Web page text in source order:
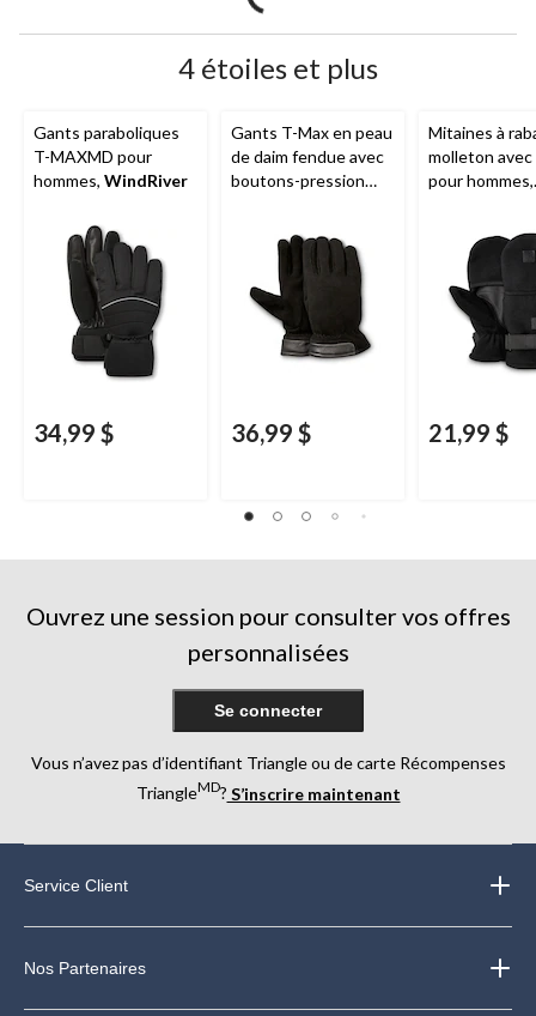
4 étoiles et plus
Gants paraboliques
T-MAXMD pour
hommes, WindRiver
34,99 $
Gants T-Max en peau
de daim fendue avec
boutons-pression
36,99 $
Mitaines à
molleton
pour hommes,
21,99 $
Ouvrez une session pour consulter vos offres
personnalisées
Se connecter
Vous n’avez pas d’identifiant Triangle ou de carte Récompenses
TriangleMD? S’inscrire maintenant
Service Client
Nos Partenaires